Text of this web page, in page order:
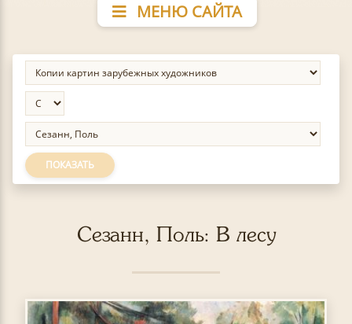
МЕНЮ САЙТА
ПОКАЗАТЬ
Сезанн, Поль: В лесу